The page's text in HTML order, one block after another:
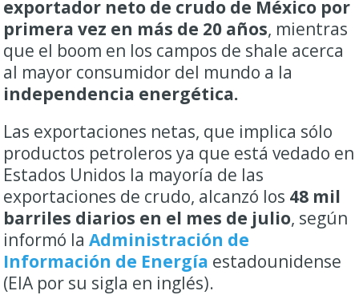
exportador neto de crudo de México por
primera vez en más de 20 años, mientras
que el boom en los campos de shale acerca
al mayor consumidor del mundo a la
independencia energética.
Las exportaciones netas, que implica sólo
productos petroleros ya que está vedado en
Estados Unidos la mayoría de las
exportaciones de crudo, alcanzó los 48 mil
barriles diarios en el mes de julio, según
informó laAdministración de
Información de Energía estadounidense
(EIA por su sigla en inglés).